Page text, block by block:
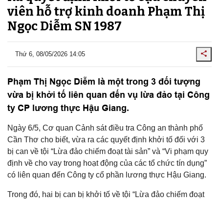
viên hỗ trợ kinh doanh Phạm Thị
Ngọc Diễm SN 1987
Thứ 6, 08/05/2026 14:05
Phạm Thị Ngọc Diễm là một trong 3 đối tượng
vừa bị khởi tố liên quan đến vụ lừa đảo tại Công
ty CP lương thực Hậu Giang.
Ngày 6/5, Cơ quan Cảnh sát điều tra Công an thành phố
Cần Thơ cho biết, vừa ra các quyết định khởi tố đối với 3
bị can về tội “Lừa đảo chiếm đoạt tài sản” và “Vi phạm quy
định về cho vay trong hoạt động của các tổ chức tín dụng”
có liên quan đến Công ty cổ phần lương thực Hậu Giang.
Trong đó, hai bị can bị khởi tố về tội “Lừa đảo chiếm đoạt